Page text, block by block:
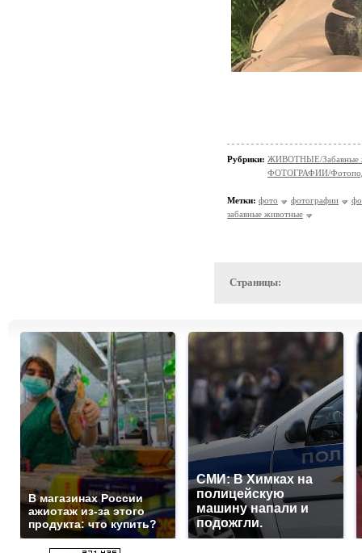
Рубрики: ЖИВОТНЫЕ/Забавные
ФОТОГРАФИИ/
Метки: фото фотографии
забавные животные
Страницы:
В магазинах России
ажиотаж из-за этого
продукта: что купить?
СМИ: В Химках на
полицейскую
машину напали и
подожгли.